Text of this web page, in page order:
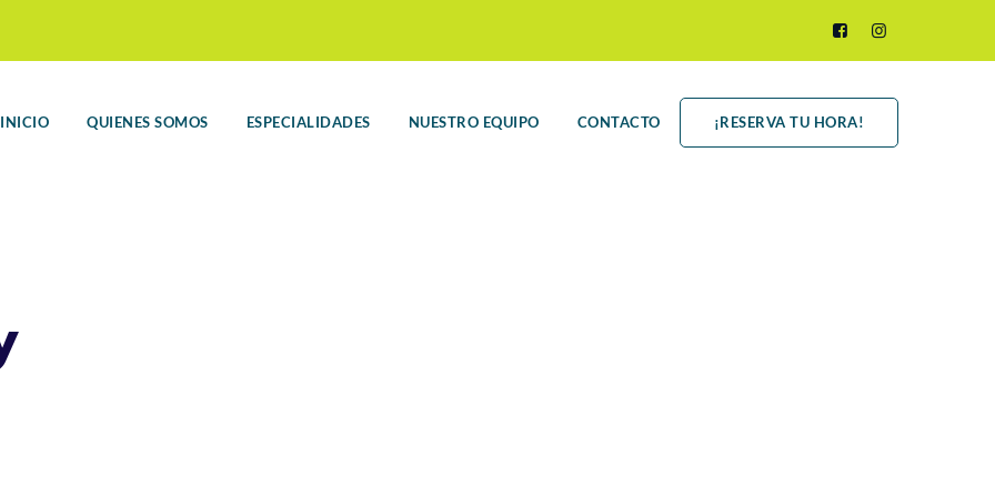
INICIO QUIENES SOMOS ESPECIALIDADES NUESTRO EQUIPO CONTACTO ¡RESERVA TU HORA!